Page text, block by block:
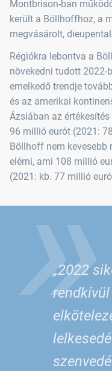
Montbrison-ban
került a Böllhoffhoz, a
megvásárolt,
Régiókra lebontva a
növekedni tudott 2022-
emelkedő trendje
és az amerikai
Ázsiában az értékesítés
96 millió eurót (2021:
Böllhoff nem kevesebb
elérni, ami 108 millió
(2021: kb. 77 millió
„2022
»